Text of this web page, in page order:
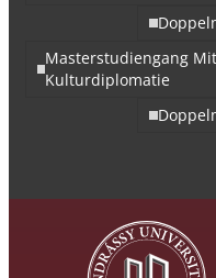
Masterstudiengang
Kulturdiplomatie